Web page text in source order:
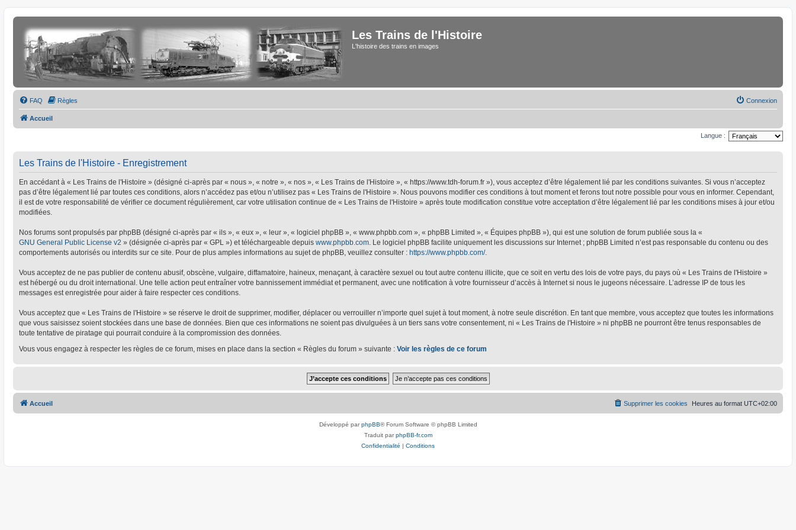
Les Trains de l'Histoire
L'histoire des trains en images
FAQ Règles Connexion
Accueil
Langue :
Les Trains de l'Histoire - Enregistrement
En accédant à « Les Trains de l'Histoire » (désigné ci-après par « nous », « notre », « nos », « Les Trains de l'Histoire », « https://www.tdh-forum.fr »), vous acceptez d’être légalement lié par les conditions suivantes. Si vous n’acceptez
pas d’être légalement lié par toutes ces conditions, alors n’accédez pas et/ou n’utilisez pas « Les Trains de l'Histoire ». Nous pouvons modifier ces conditions à tout moment et ferons tout notre possible pour vous en informer. Cependant,
il est de votre responsabilité de vérifier ce document régulièrement, car votre utilisation continue de « Les Trains de l'Histoire » après toute modification constitue votre acceptation d’être légalement lié par les conditions mises à jour et/ou
modifiées.
Nos forums sont propulsés par phpBB (désigné ci-après par « ils », « eux », « leur », « logiciel phpBB », « www.phpbb.com », « phpBB Limited », « Équipes phpBB »), qui est une solution de forum publiée sous la «
GNU General Public License v2 » (désignée ci-après par « GPL ») et téléchargeable depuis www.phpbb.com . Le logiciel phpBB facilite uniquement les discussions sur Internet ; phpBB Limited n’est pas responsable du contenu ou des
comportements autorisés ou interdits sur ce site. Pour de plus amples informations au sujet de phpBB, veuillez consulter : https://www.phpbb.com/.
Vous acceptez de ne pas publier de contenu abusif, obscène, vulgaire, diffamatoire, haineux, menaçant, à caractère sexuel ou tout autre contenu illicite, que ce soit en vertu des lois de votre pays, du pays où « Les Trains de l'Histoire »
est hébergé ou du droit international. Une telle action peut entraîner votre bannissement immédiat et permanent, avec une notification à votre fournisseur d’accès à Internet si nous le jugeons nécessaire. L’adresse IP de tous les
messages est enregistrée pour aider à faire respecter ces conditions.
Vous acceptez que « Les Trains de l'Histoire » se réserve le droit de supprimer, modifier, déplacer ou verrouiller n’importe quel sujet à tout moment, à notre seule discrétion. En tant que membre, vous acceptez que toutes les informations
que vous saisissez soient stockées dans une base de données. Bien que ces informations ne soient pas divulguées à un tiers sans votre consentement, ni « Les Trains de l'Histoire » ni phpBB ne pourront être tenus responsables de
toute tentative de piratage qui pourrait conduire à la compromission des données.
Vous vous engagez à respecter les règles de ce forum, mises en place dans la section « Règles du forum » suivante : Voir les règles de ce forum
Accueil Heures au format UTC+02:00
Supprimer les cookies
Développé parphpBB® Forum Software © phpBB Limited
Traduit parphpBB-fr.com
Confidentialité | Conditions